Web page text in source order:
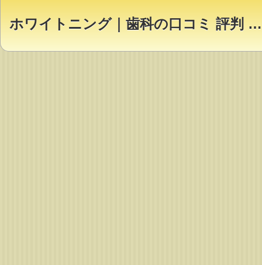
ホワイトニング｜歯科の口コミ 評判 ランキング【Dr.NAVI】